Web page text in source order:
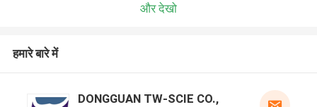
और देखो
हमारे बारे में
DONGGUAN TW-SCIE CO.,